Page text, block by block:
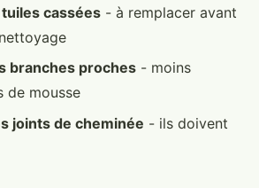
cassées - à remplacer avant
branches proches - moins
de mousse
joints de cheminée - ils doivent